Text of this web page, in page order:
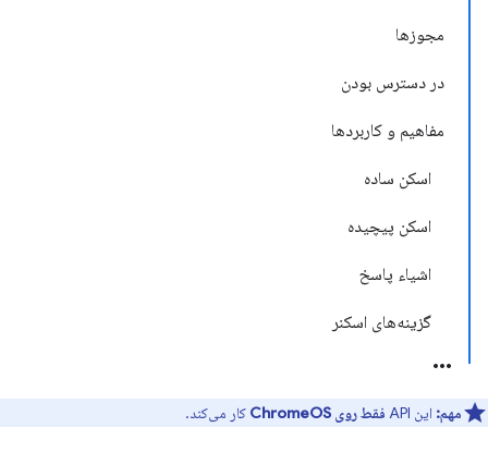
مجوزها
در دسترس بودن
مفاهیم و کاربردها
اسکن ساده
اسکن پیچیده
اشیاء پاسخ
گزینه‌های اسکنر
مهم: این API فقط روی ChromeOS کار می‌کند.